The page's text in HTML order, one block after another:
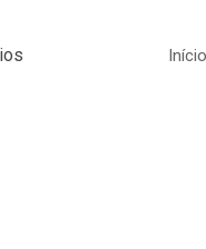
Início